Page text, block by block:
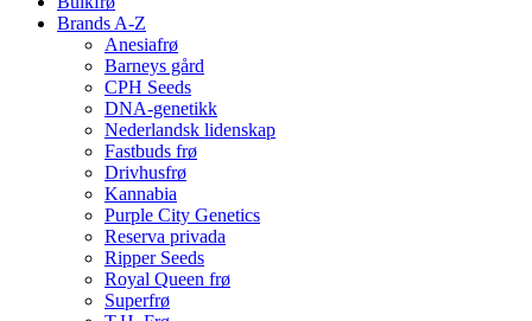
Brands A-Z
Anesiafrø
Barneys gård
CPH Seeds
DNA-genetikk
Nederlandsk lidenskap
Fastbuds frø
Drivhusfrø
Kannabia
Purple City Genetics
Reserva privada
Ripper Seeds
Royal Queen frø
Superfrø